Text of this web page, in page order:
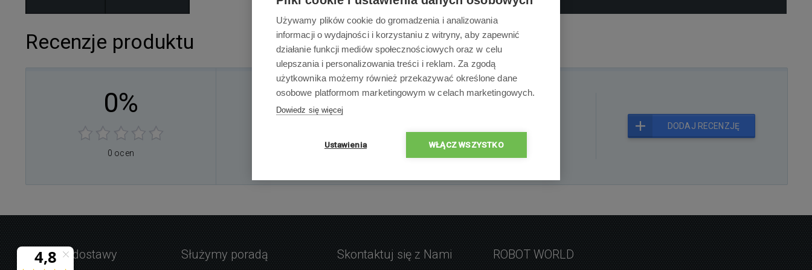
Recenzje produktu
0%
0 ocen
×
×
DODAJ RECENZJĘ
Warunki dostawy Służymy poradą Skontaktuj się z Nami ROBOT WORLD
Używamy plików cookie do gromadzenia i analizowania
informacji o wydajności i korzystaniu z witryny, aby zapewnić
działanie funkcji mediów społecznościowych oraz w celu
ulepszania i personalizowania treści i reklam. Za zgodą
użytkownika możemy również przekazywać określone dane
osobowe platformom marketingowym w celach marketingowych.
Dowiedz się więcej
Ustawienia WŁĄCZ WSZYSTKO